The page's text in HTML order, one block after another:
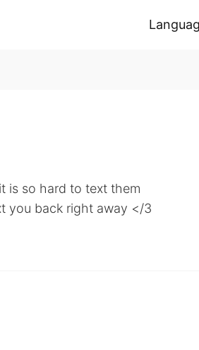
is so hard to text them
you back right away </3